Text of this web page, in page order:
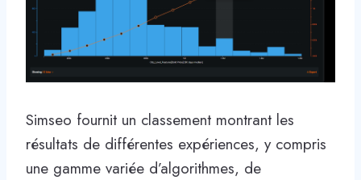
Simseo fournit un classement montrant les
résultats de différentes expériences, y compris
une gamme variée d’algorithmes, de